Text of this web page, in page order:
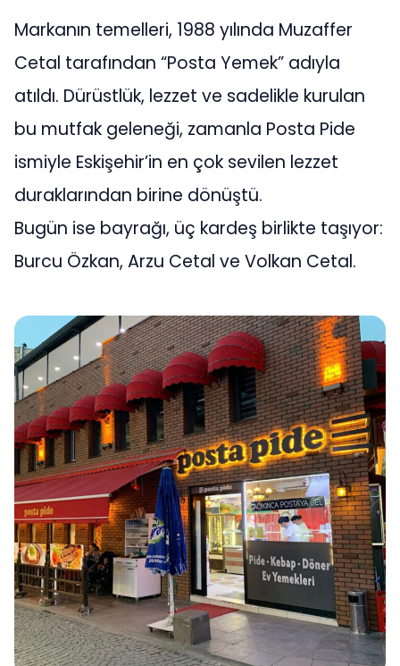
Markanın temelleri, 1988 yılında Muzaffer
Cetal tarafından “Posta Yemek” adıyla
atıldı. Dürüstlük, lezzet ve sadelikle kurulan
bu mutfak geleneği, zamanla Posta Pide
ismiyle Eskişehir’in en çok sevilen lezzet
duraklarından birine dönüştü.
Bugün ise bayrağı, üç kardeş birlikte taşıyor:
Burcu Özkan, Arzu Cetal ve Volkan Cetal.